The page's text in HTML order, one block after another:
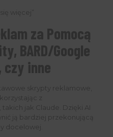
więcej”
za Pomocą
BARD/Google
czy inne
skrypty reklamowe,
z
jak Claude. Dzięki AI
ją bardziej przekonującą
docelowej.